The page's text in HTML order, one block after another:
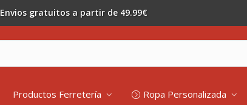
Envios gratuitos a partir de 49.99€
Productos Ferretería Ropa Personalizada